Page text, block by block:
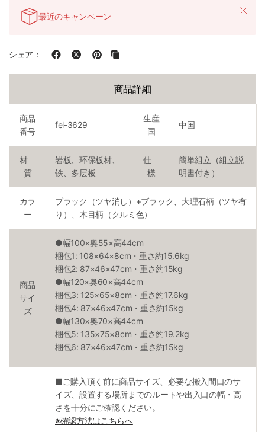
最近のキャンペーン
シェア：
商品詳細
商品
番号
fel-3629
生産
国
中国
材
質
岩板、环保板材、
铁、多层板
仕
様
簡単組立（組立説
明書付き）
カラ
ー
ブラック（ツヤ消し）+ブラック、大理石柄（ツヤ有
り）、木目柄（クルミ色）
商品
サイ
ズ
●幅100×奥55×高44cm
梱包1: 108×64×8cm・重さ約15.6kg
梱包2: 87×46×47cm・重さ約15kg
●幅120×奥60×高44cm
梱包3: 125×65×8cm・重さ約17.6kg
梱包4: 87×46×47cm・重さ約15kg
●幅130×奥70×高44cm
梱包5: 135×75×8cm・重さ約19.2kg
梱包6: 87×46×47cm・重さ約15kg
■ご購入頂く前に商品サイズ、必要な搬入間口のサ
イズ、設置する場所までのルートや出入口の幅・高
さを十分にご確認ください。
※確認方法はこちらへ